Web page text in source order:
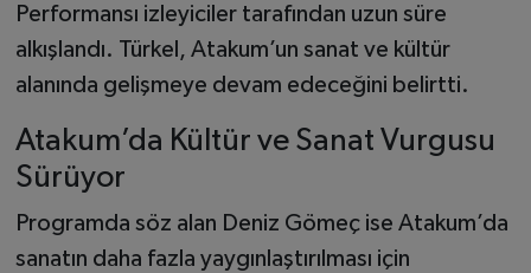
Performansı izleyiciler tarafından uzun süre
alkışlandı. Türkel, Atakum’un sanat ve kültür
alanında gelişmeye devam edeceğini belirtti.
Atakum’da Kültür ve Sanat Vurgusu
Sürüyor
Programda söz alan Deniz Gömeç ise Atakum’da
sanatın daha fazla yaygınlaştırılması için